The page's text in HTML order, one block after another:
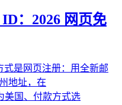
：2026 网页免
是网页注册：用全新邮
地址，在
美国、付款方式选